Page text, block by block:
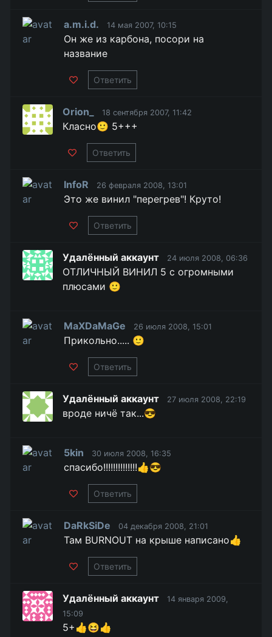
a.m.i.d. 14 мая 2007, 10:15
Он же из карбона, посори на
название
Ответить
Orion_ 18 сентября 2007, 11:42
Класно🙂 5+++
Ответить
InfoR 26 февраля 2008, 13:01
Это же винил "перегрев"! Круто!
Ответить
Удалённый аккаунт 24 июля 2008, 06:36
ОТЛИЧНЫЙ ВИНИЛ 5 с огромными
плюсами 🙂
MaXDaMaGe 26 июля 2008, 15:01
Прикольно..... 🙂
Ответить
Удалённый аккаунт 27 июля 2008, 22:19
вроде ничё так...😎
5kin 30 июля 2008, 16:35
спасибо!!!!!!!!!!!!!!👍😎
Ответить
DaRkSiDe 04 декабря 2008, 21:01
Там BURNOUT на крыше написано👍
Ответить
Удалённый аккаунт
14 января 2009,
15:09
5+👍😆👍